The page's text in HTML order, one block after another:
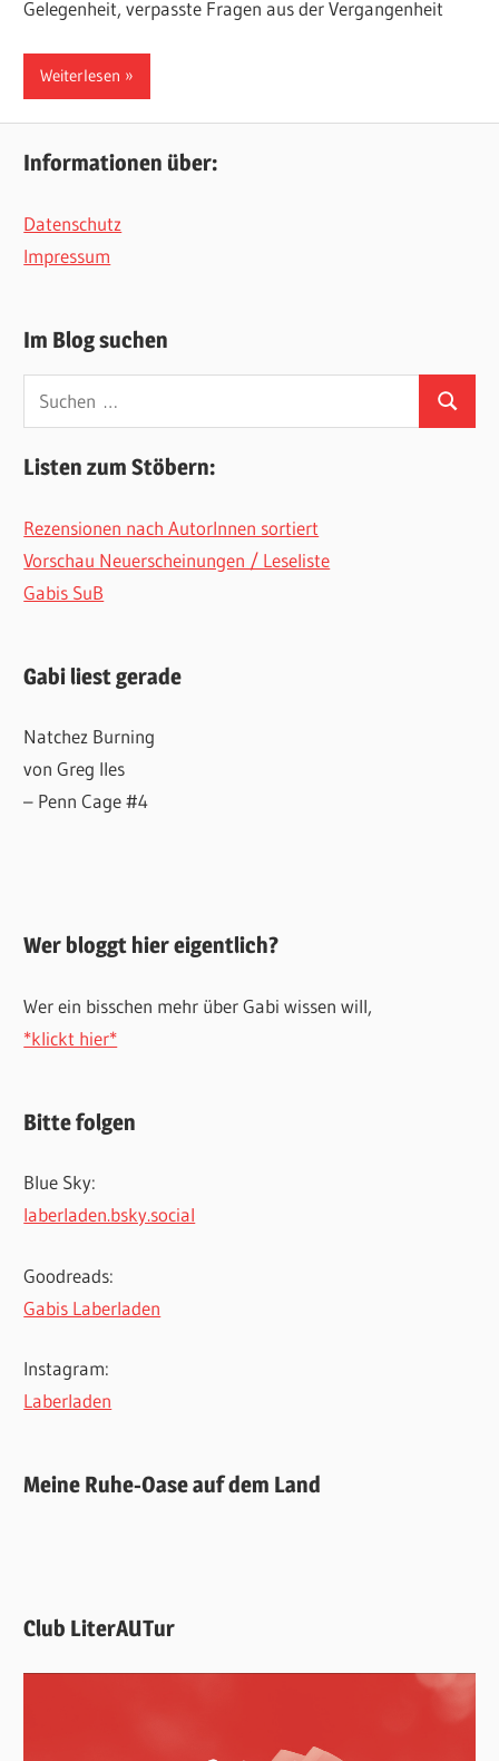
Gelegenheit, verpasste Fragen aus der Vergangenheit
Weiterlesen
Informationen über:
Datenschutz
Impressum
Im Blog suchen
Suchen
nach:
Suchen
Listen zum Stöbern:
Rezensionen nach AutorInnen sortiert
Vorschau Neuerscheinungen / Leseliste
Gabis SuB
Gabi liest gerade
Natchez Burning
von Greg Iles
– Penn Cage #4
Wer bloggt hier eigentlich?
Wer ein bisschen mehr über Gabi wissen will,
*klickt hier*
Bitte folgen
Blue Sky:
laberladen.bsky.social
Goodreads:
Gabis Laberladen
Instagram:
Laberladen
Meine Ruhe-Oase auf dem Land
Club LiterAUTur